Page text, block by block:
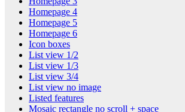
Homepage 4
Homepage 5
Homepage 6
Icon boxes
List view 1/2
List view 1/3
List view 3/4
List view no image
Listed features
Mosaic rectangle no scroll + space